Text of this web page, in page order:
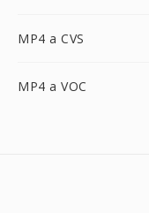
MP4 a CVS
MP4 a VOC